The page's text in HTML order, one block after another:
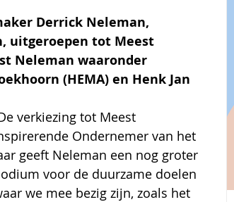
Derrick Neleman,
uitgeroepen tot Meest
Neleman waaronder
(HEMA) en Henk Jan
verkiezing tot Meest
Ondernemer van het
geeft Neleman een nog groter
voor de duurzame doelen
we mee bezig zijn, zoals het